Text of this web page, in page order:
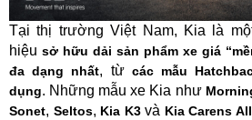
Tại thị trường Việt Nam, Kia là
hiệu sở hữu dải sản phẩm xe giá
đa dạng nhất, từ các mẫu
dụng. Những mẫu xe Kia như
Sonet, Seltos, Kia K3và Kia Carens